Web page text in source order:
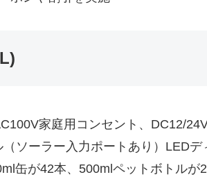
家庭用コンセント、DC12/
（ソーラー入力ポートあり）LED
缶が42本、500mlペットボトルが